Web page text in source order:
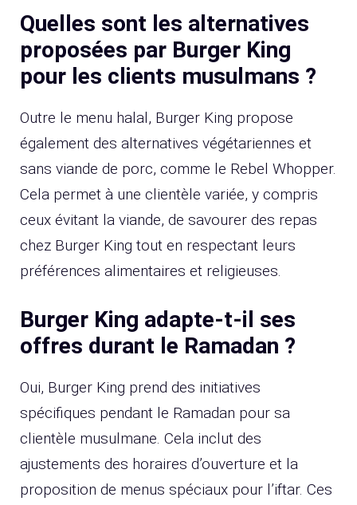
Quelles sont les alternatives
proposées par Burger King
pour les clients musulmans ?
Outre le menu halal, Burger King propose
également des alternatives végétariennes et
sans viande de porc, comme le Rebel Whopper.
Cela permet à une clientèle variée, y compris
ceux évitant la viande, de savourer des repas
chez Burger King tout en respectant leurs
préférences alimentaires et religieuses.
Burger King adapte-t-il ses
offres durant le Ramadan ?
Oui, Burger King prend des initiatives
spécifiques pendant le Ramadan pour sa
clientèle musulmane. Cela inclut des
ajustements des horaires d’ouverture et la
proposition de menus spéciaux pour l’iftar. Ces